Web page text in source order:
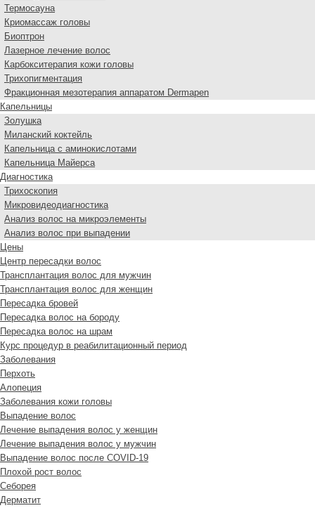
Термосауна
Криомассаж головы
Биоптрон
Лазерное лечение волос
Карбокситерапия кожи головы
Трихопигментация
Фракционная мезотерапия аппаратом Dermapen
Капельницы
Золушка
Миланский коктейль
Капельница с аминокислотами
Капельница Майерса
Диагностика
Трихоскопия
Микровидеодиагностика
Анализ волос на микроэлементы
Анализ волос при выпадении
Цены
Центр пересадки волос
Трансплантация волос для мужчин
Трансплантация волос для женщин
Пересадка бровей
Пересадка волос на бороду
Пересадка волос на шрам
Курс процедур в реабилитационный период
Заболевания
Перхоть
Алопеция
Заболевания кожи головы
Выпадение волос
Лечение выпадения волос у женщин
Лечение выпадения волос у мужчин
Выпадение волос после COVID-19
Плохой рост волос
Cеборея
Дерматит